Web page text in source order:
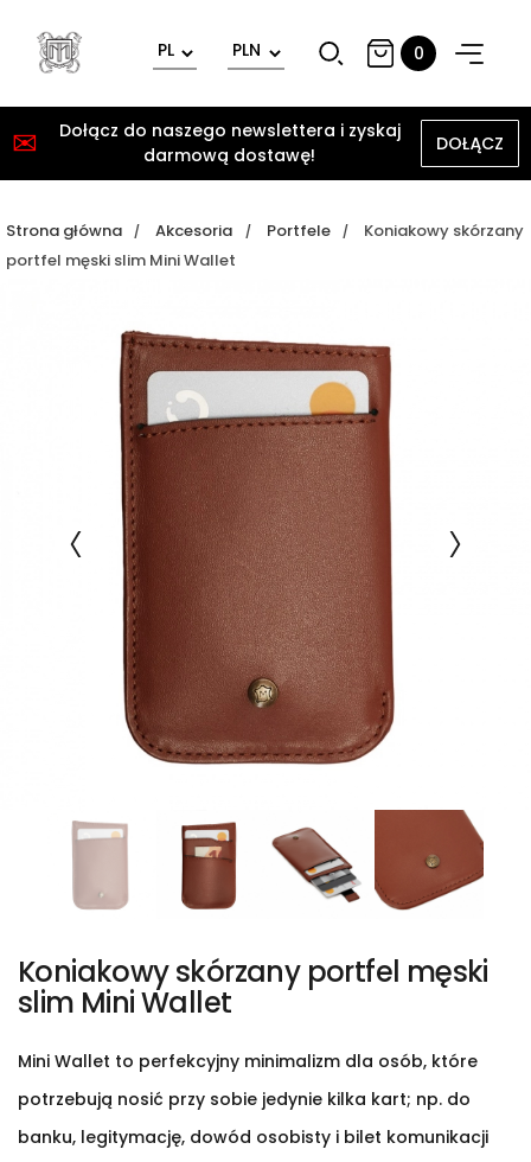
0
Strona główna Akcesoria Portfele
Koniakowy skórzany
portfel męski slim Mini Wallet
Koniakowy skórzany portfel męski
slim Mini Wallet
Mini Wallet to perfekcyjny minimalizm dla osób, które
potrzebują nosić przy sobie jedynie kilka kart; np. do
banku, legitymację, dowód osobisty i bilet komunikacji
✉
Dołącz do naszego newslettera i zyskaj
darmową dostawę!
DOŁĄCZ